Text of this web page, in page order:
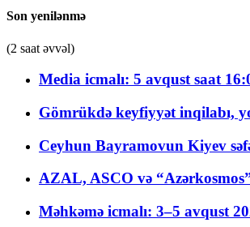
Son yenilənmə
(2 saat əvvəl)
Media icmalı: 5 avqust saat
Gömrükdə keyfiyyət inqilabı,
Ceyhun Bayramovun Kiyev
AZAL, ASCO və
Məhkəmə icmalı: 3–5 avqust